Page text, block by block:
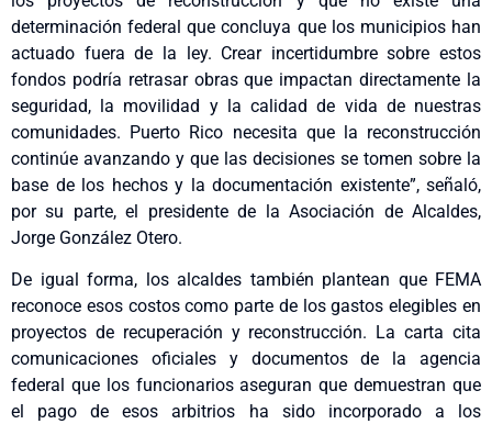
determinación federal que concluya que los municipios han
actuado fuera de la ley. Crear incertidumbre sobre estos
fondos podría retrasar obras que impactan directamente la
seguridad, la movilidad y la calidad de vida de nuestras
comunidades. Puerto Rico necesita que la reconstrucción
continúe avanzando y que las decisiones se tomen sobre la
base de los hechos y la documentación existente”, señaló,
por su parte, el presidente de la Asociación de Alcaldes,
Jorge González Otero.
De igual forma, los alcaldes también plantean que FEMA
reconoce esos costos como parte de los gastos elegibles en
proyectos de recuperación y reconstrucción. La carta cita
comunicaciones oficiales y documentos de la agencia
federal que los funcionarios aseguran que demuestran que
el pago de esos arbitrios ha sido incorporado a los